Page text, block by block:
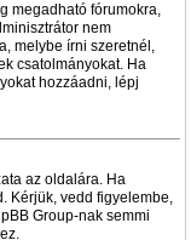
megadható fórumokra,
nem
melybe írni szeretnél,
csatolmányokat. Ha
hozzáadni, lépj
az oldalára. Ha
Kérjük, vedd figyelembe,
Group-nak semmi